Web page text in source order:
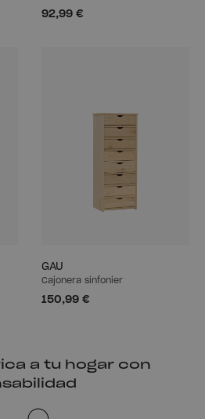
92,99 €
GAU
Cajonera sinfonier
150,99 €
a tu hogar con